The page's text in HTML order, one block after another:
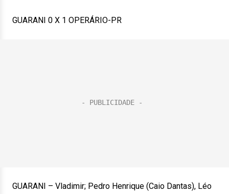
GUARANI 0 X 1 OPERÁRIO-PR
GUARANI – Vladimir; Pedro Henrique (Caio Dantas), Léo